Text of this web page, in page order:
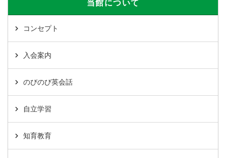
当館について
コンセプト
入会案内
のびのび英会話
自立学習
知育教育